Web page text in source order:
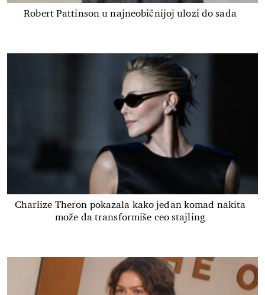
Robert Pattinson u najneobičnijoj ulozi do sada
Charlize Theron pokazala kako jedan komad nakita
može da transformiše ceo stajling